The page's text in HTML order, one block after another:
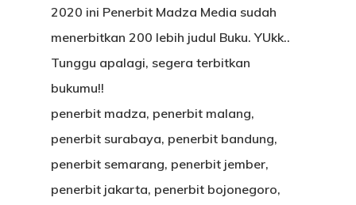
2020 ini Penerbit Madza Media sudah
menerbitkan 200 lebih judul Buku. YUkk..
Tunggu apalagi, segera terbitkan
bukumu!!
penerbit madza, penerbit malang,
penerbit surabaya, penerbit bandung,
penerbit semarang, penerbit jember,
penerbit jakarta, penerbit bojonegoro,